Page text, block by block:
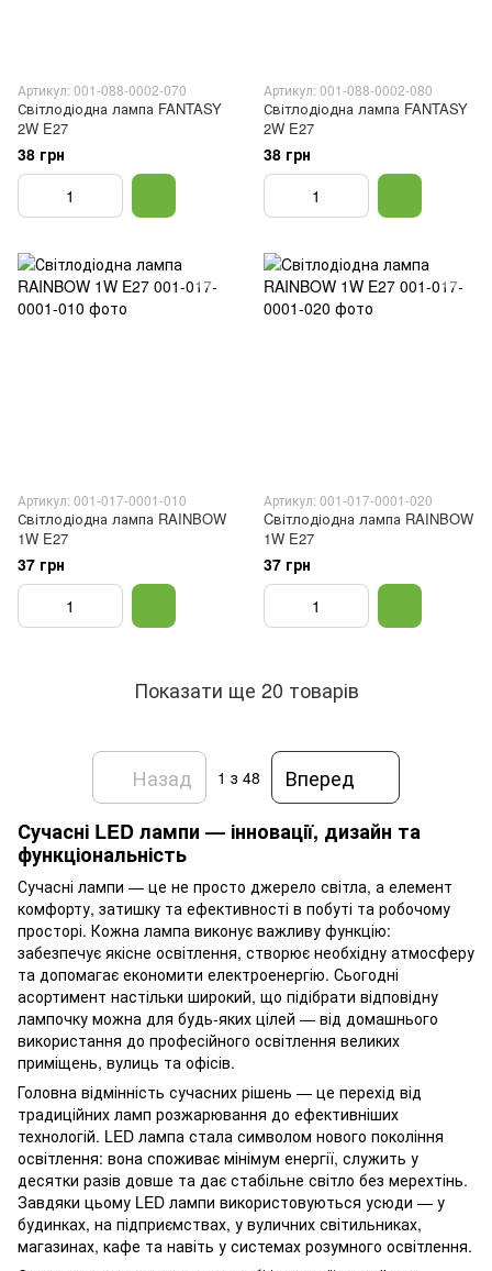
Артикул: 001-088-0002-070
Світлодіодна лампа FANTASY
2W E27
38 грн
Артикул: 001-088-0002-080
Світлодіодна лампа FANTASY
2W E27
38 грн
Артикул: 001-017-0001-010
Світлодіодна лампа RAINBOW
1W E27
37 грн
Артикул: 001-017-0001-020
Cвітлодіодна лампа RAINBOW
1W E27
37 грн
Показати ще 20 товарів
Назад 1 з 48
Вперед
Сучасні LED лампи — інновації, дизайн та
функціональність
Сучасні лампи — це не просто джерело світла, а елемент
комфорту, затишку та ефективності в побуті та робочому
просторі. Кожна лампа виконує важливу функцію:
забезпечує якісне освітлення, створює необхідну атмосферу
та допомагає економити електроенергію. Сьогодні
асортимент настільки широкий, що підібрати відповідну
лампочку можна для будь-яких цілей — від домашнього
використання до професійного освітлення великих
приміщень, вулиць та офісів.
Головна відмінність сучасних рішень — це перехід від
традиційних ламп розжарювання до ефективніших
технологій. LED лампа стала символом нового покоління
освітлення: вона споживає мінімум енергії, служить у
десятки разів довше та дає стабільне світло без мерехтінь.
Завдяки цьому LED лампи використовуються усюди — у
будинках, на підприємствах, у вуличних світильниках,
магазинах, кафе та навіть у системах розумного освітлення.